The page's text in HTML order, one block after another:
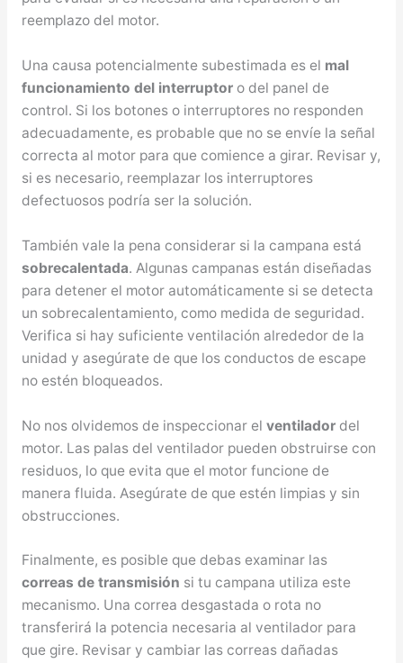
reemplazo del motor.
Una causa potencialmente subestimada es el mal
funcionamiento del interruptoro del panel de
control. Si los botones o interruptores no responden
adecuadamente, es probable que no se envíe la señal
correcta al motor para que comience a girar. Revisar y,
si es necesario, reemplazar los interruptores
defectuosos podría ser la solución.
También vale la pena considerar si la campana está
sobrecalentada. Algunas campanas están diseñadas
para detener el motor automáticamente si se detecta
un sobrecalentamiento, como medida de seguridad.
Verifica si hay suficiente ventilación alrededor de la
unidad y asegúrate de que los conductos de escape
no estén bloqueados.
No nos olvidemos de inspeccionar el ventiladordel
motor. Las palas del ventilador pueden obstruirse con
residuos, lo que evita que el motor funcione de
manera fluida. Asegúrate de que estén limpias y sin
obstrucciones.
Finalmente, es posible que debas examinar las
correas de transmisión si tu campana utiliza este
mecanismo. Una correa desgastada o rota no
transferirá la potencia necesaria al ventilador para
que gire. Revisar y cambiar las correas dañadas